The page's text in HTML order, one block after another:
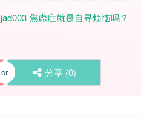
jad003 焦虑症就是自寻烦恼吗？
or 分享 (0)